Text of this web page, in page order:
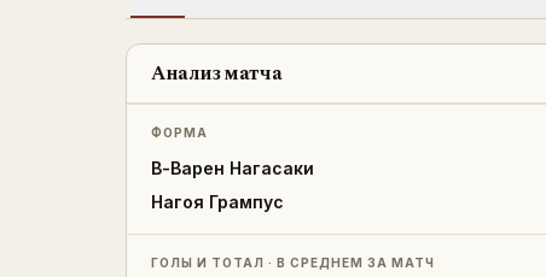
Анализ матча
ФОРМА
В-Варен Нагасаки
Нагоя Грампус
ГОЛЫ И ТОТАЛ · В СРЕДНЕМ ЗА МАТЧ